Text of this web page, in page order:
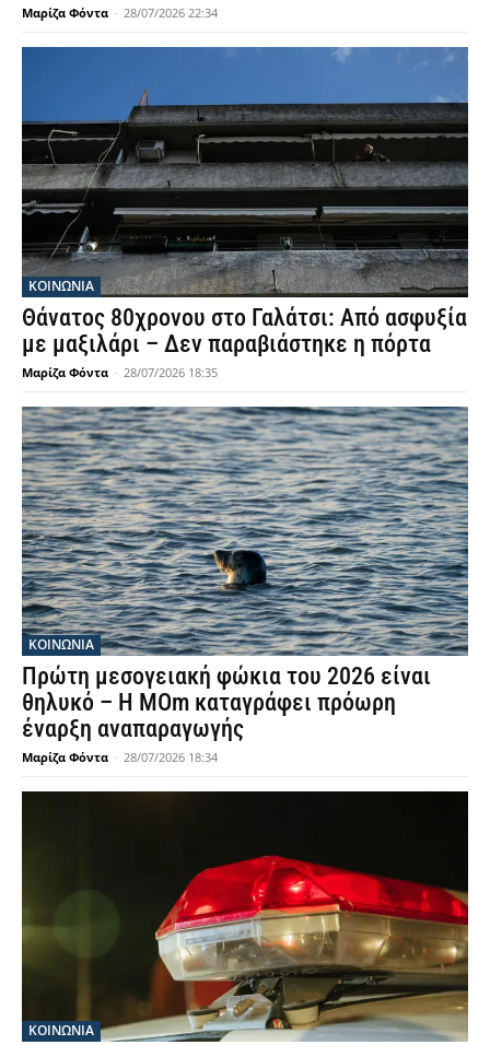
Μαρίζα Φόντα - 28/07/2026 22:34
ΚΟΙΝΩΝΙΑ
Θάνατος 80χρονου στο Γαλάτσι: Από ασφυξία
με μαξιλάρι – Δεν παραβιάστηκε η πόρτα
Μαρίζα Φόντα - 28/07/2026 18:35
ΚΟΙΝΩΝΙΑ
Πρώτη μεσογειακή φώκια του 2026 είναι
θηλυκό – Η MOm καταγράφει πρόωρη
έναρξη αναπαραγωγής
Μαρίζα Φόντα - 28/07/2026 18:34
ΚΟΙΝΩΝΙΑ